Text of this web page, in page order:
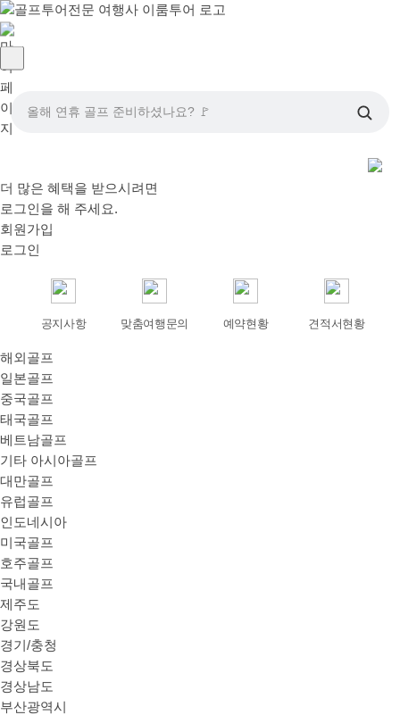
올해 연휴 골프 준비하셨나요? 🚩
더 많은 혜택을 받으시려면
로그인 을 해 주세요.
회원가입
로그인
공지사항 맞춤여행문의 예약현황 견적서현황
해외골프
일본골프
중국골프
태국골프
베트남골프
기타 아시아골프
대만골프
유럽골프
인도네시아
미국골프
호주골프
국내골프
제주도
강원도
경기/충청
경상북도
경상남도
부산광역시